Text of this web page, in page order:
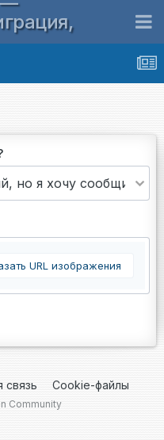
URL изображения
связь Cookie-файлы
Community